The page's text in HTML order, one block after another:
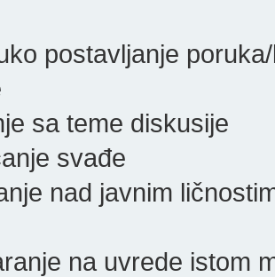
postavljanje
sa teme diskusije
svađe
nad javnim
na uvrede istom